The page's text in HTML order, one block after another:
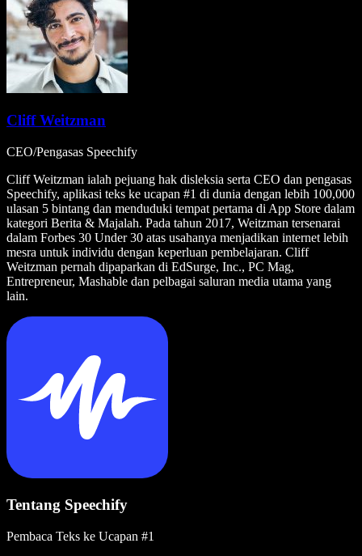
Cliff Weitzman
CEO/Pengasas Speechify
Cliff Weitzman ialah pejuang hak disleksia serta CEO dan pengasas
Speechify, aplikasi teks ke ucapan #1 di dunia dengan lebih 100,000
ulasan 5 bintang dan menduduki tempat pertama di App Store dalam
kategori Berita & Majalah. Pada tahun 2017, Weitzman tersenarai
dalam Forbes 30 Under 30 atas usahanya menjadikan internet lebih
mesra untuk individu dengan keperluan pembelajaran. Cliff
Weitzman pernah dipaparkan di EdSurge, Inc., PC Mag,
Entrepreneur, Mashable dan pelbagai saluran media utama yang
lain.
Tentang Speechify
Pembaca Teks ke Ucapan #1